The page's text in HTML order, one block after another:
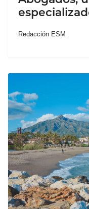
Redacción ESM